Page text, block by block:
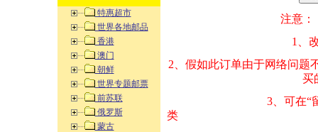
特惠超市
世界各地邮品
香港
澳门
朝鲜
世界专题邮票
前苏联
俄罗斯
蒙古
注意：
1、改变商品数量
2、假如此订单由
买的邮品的“
3、可在“
类 方式告之